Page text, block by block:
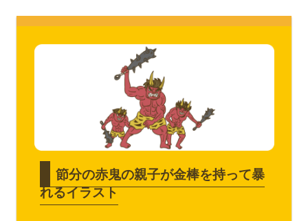
節分の赤鬼の親子が金棒を持って暴
れるイラスト